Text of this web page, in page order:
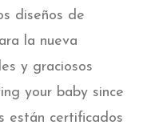
diseños de
la nueva
y graciosos
your baby since
están certificados